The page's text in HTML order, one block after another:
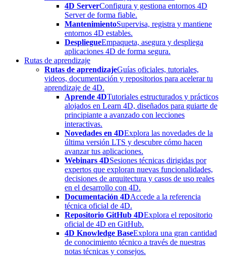
4D ServerConfigura y gestiona entornos 4D
Server de forma fiable.
MantenimientoSupervisa, registra y mantiene
entornos 4D estables.
DespliegueEmpaqueta, asegura y despliega
aplicaciones 4D de forma segura.
Rutas de aprendizaje
Rutas de aprendizajeGuías oficiales, tutoriales,
videos, documentación y repositorios para acelerar tu
aprendizaje de 4D.
Aprende 4DTutoriales estructurados y prácticos
alojados en Learn 4D, diseñados para guiarte de
principiante a avanzado con lecciones
interactivas.
Novedades en 4DExplora las novedades de la
última versión LTS y descubre cómo hacen
avanzar tus aplicaciones.
Webinars 4DSesiones técnicas dirigidas por
expertos que exploran nuevas funcionalidades,
decisiones de arquitectura y casos de uso reales
en el desarrollo con 4D.
Documentación 4DAccede a la referencia
técnica oficial de 4D.
Repositorio GitHub 4DExplora el repositorio
oficial de 4D en GitHub.
4D Knowledge BaseExplora una gran cantidad
de conocimiento técnico a través de nuestras
notas técnicas y consejos.